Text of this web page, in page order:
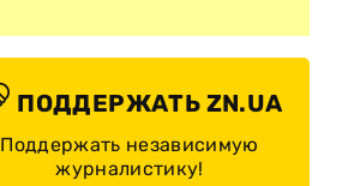
ПОДДЕРЖАТЬ ZN.UA
Поддержать независимую
журналистику!